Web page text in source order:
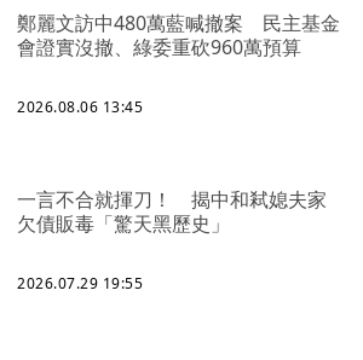
鄭麗文訪中480萬藍喊撤案 民主基金
會證實沒撤、綠委重砍960萬預算
2026.08.06 13:45
一言不合就揮刀！ 揭中和弒媳夫家
欠債販毒「驚天黑歷史」
2026.07.29 19:55